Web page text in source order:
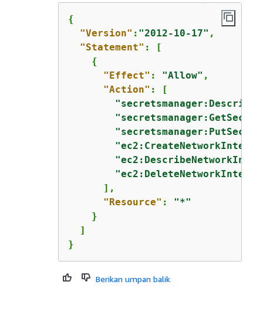
{
"Version" : "2012-10-17" ,
"Statement" : [
{
"Effect" : "Allow" ,
"Action" : [
      ],
"Resource" : "*"
    }
  ]
}
Berikan umpan balik